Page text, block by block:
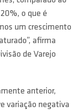
o que é
um crescimento
afirma
de Varejo
anterior,
variação negativa